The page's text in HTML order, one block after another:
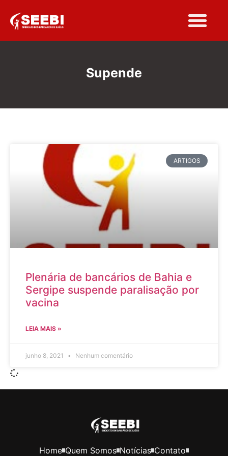
Supende
ARTIGOS
Plenária de bancários de Bahia e
Sergipe suspende paralisação por
vacina
LEIA MAIS »
junho 8, 2021 Nenhum comentário
Home Quem Somos Notícias Contato